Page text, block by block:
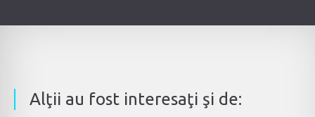
Alţii au fost interesaţi şi de: